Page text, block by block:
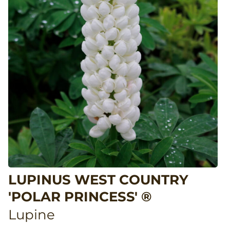
LUPINUS WEST COUNTRY
'POLAR PRINCESS' ®
Lupine